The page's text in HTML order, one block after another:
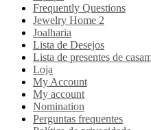
Frequently Questions
Jewelry Home 2
Joalharia
Lista de Desejos
Lista de presentes de
Loja
My Account
My account
Nomination
Perguntas frequentes